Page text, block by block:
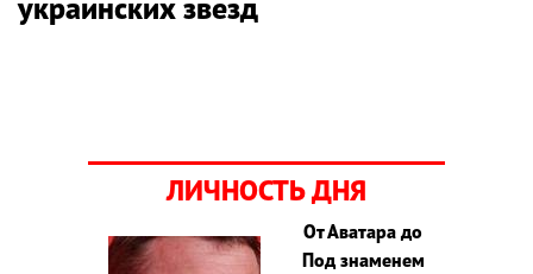
украинских звезд
ЛИЧНОСТЬ ДНЯ
От Аватара до
Под знаменем